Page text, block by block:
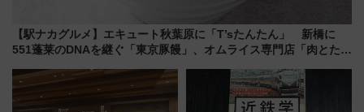
【駅ナカグルメ】エキュート秋葉原に「T’sたんたん」 新橋に
551蓬莱のDNAを継ぐ「東京豚饅」、オムライス専門店「肉とたま